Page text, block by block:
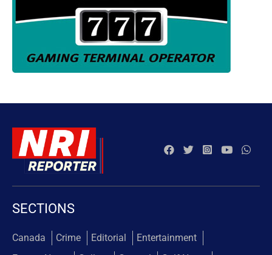
SECTIONS
Canada Crime Editorial
Entertainment